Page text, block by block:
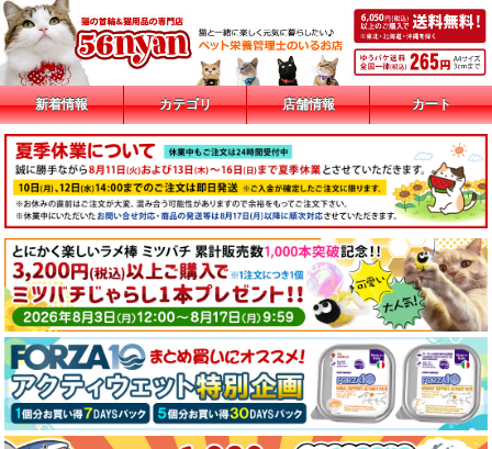
新着情報 カテゴリ 店舗情報 カート